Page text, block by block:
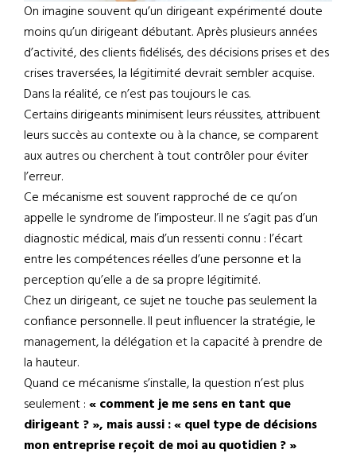
On imagine souvent qu’un dirigeant expérimenté doute
moins qu’un dirigeant débutant. Après plusieurs années
d’activité, des clients fidélisés, des décisions prises et des
crises traversées, la légitimité devrait sembler acquise.
Dans la réalité, ce n’est pas toujours le cas.
Certains dirigeants minimisent leurs réussites, attribuent
leurs succès au contexte ou à la chance, se comparent
aux autres ou cherchent à tout contrôler pour éviter
l’erreur.
Ce mécanisme est souvent rapproché de ce qu’on
appelle le syndrome de l’imposteur. Il ne s’agit pas d’un
diagnostic médical, mais d’un ressenti connu : l’écart
entre les compétences réelles d’une personne et la
perception qu’elle a de sa propre légitimité.
Chez un dirigeant, ce sujet ne touche pas seulement la
confiance personnelle. Il peut influencer la stratégie, le
management, la délégation et la capacité à prendre de
la hauteur.
Quand ce mécanisme s’installe, la question n’est plus
seulement :« comment je me sens en tant que
dirigeant ? », mais aussi : « quel type de décisions
mon entreprise reçoit de moi au quotidien ? »